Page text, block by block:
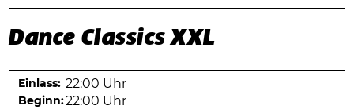
Dance Classics XXL
Einlass: 22:00 Uhr
Beginn:22:00 Uhr